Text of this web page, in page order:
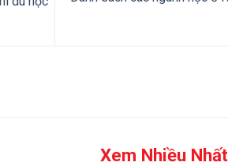
Xem Nhiều Nhất